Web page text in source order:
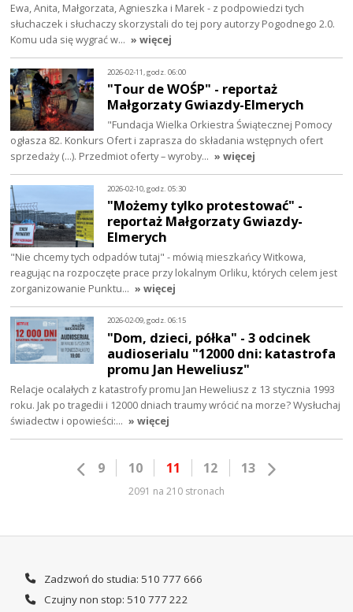
Ewa, Anita, Małgorzata, Agnieszka i Marek - z podpowiedzi tych
słuchaczek i słuchaczy skorzystali do tej pory autorzy Pogodnego 2.0.
Komu uda się wygrać w… » więcej
2026-02-11, godz. 06:00
"Tour de WOŚP" - reportaż
Małgorzaty Gwiazdy-Elmerych
"Fundacja Wielka Orkiestra Świątecznej Pomocy
ogłasza 82. Konkurs Ofert i zaprasza do składania wstępnych ofert
sprzedaży (...). Przedmiot oferty – wyroby… » więcej
2026-02-10, godz. 05:30
"Możemy tylko protestować" -
reportaż Małgorzaty Gwiazdy-
Elmerych
"Nie chcemy tych odpadów tutaj" - mówią mieszkańcy Witkowa,
reagując na rozpoczęte prace przy lokalnym Orliku, których celem jest
zorganizowanie Punktu… » więcej
2026-02-09, godz. 06:15
"Dom, dzieci, półka" - 3 odcinek
audioserialu "12000 dni: katastrofa
promu Jan Heweliusz"
Relacje ocalałych z katastrofy promu Jan Heweliusz z 13 stycznia 1993
roku. Jak po tragedii i 12000 dniach traumy wrócić na morze? Wysłuchaj
świadectw i opowieści:… » więcej
9 10 11 12 13
2091 na 210 stronach
Zadzwoń do studia: 510 777 666
Czujny non stop: 510 777 222